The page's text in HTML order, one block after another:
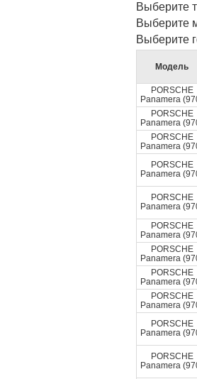
Выберите
Выберите
Выберите
Модель
PORSCHE
Panamera
PORSCHE
Panamera
PORSCHE
Panamera
PORSCHE
Panamera
PORSCHE
Panamera
PORSCHE
Panamera
PORSCHE
Panamera
PORSCHE
Panamera
PORSCHE
Panamera
PORSCHE
Panamera
PORSCHE
Panamera